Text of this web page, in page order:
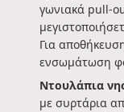
γωνιακά pull-
Για
ενσωμάτωση
Ντουλάπια
με συρτάρια